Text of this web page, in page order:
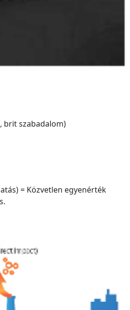
brit szabadalom)
= Közvetlen egyenérték